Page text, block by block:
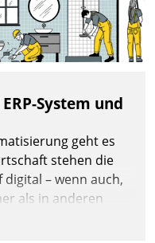
System und
geht es
stehen die
– wenn auch,
als in anderen